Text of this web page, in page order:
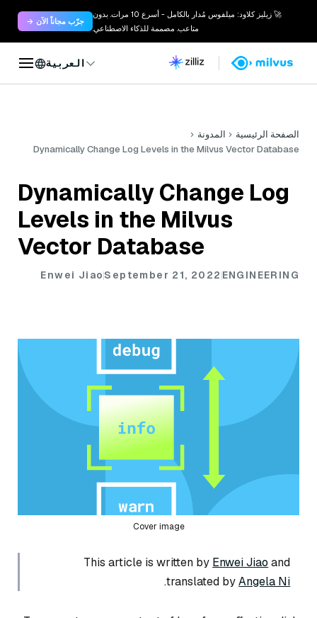
🚀 زيليز كلاود: ميلفوس مُدار بالكامل - أسرع 10 مرات. بدون
متاعب. مصممة للذكاء الاصطناعي.
جرّب مجاناً الآن →
العربية
الصفحة الرئيسية
المدونة
Dynamically Change Log Levels in the Milvus Vector Database
Dynamically Change Log
Levels in the Milvus
Vector Database
ENGINEERING
September 21, 2022
Enwei Jiao
Cover image
This article is written by Enwei Jiao and
translated byAngela Ni
.